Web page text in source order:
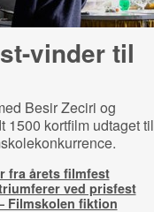
​vin­der til
Besir Zeciri og
1500 kortfilm udtaget til
fra årets filmfest
ved prisfest
Filmskolen fiktion